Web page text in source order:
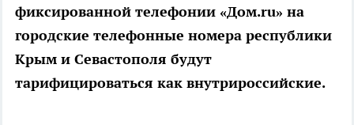
фиксированной телефонии «Дом.ru» на
городские телефонные номера республики
Крым и Севастополя будут
тарифицироваться как внутрироссийские.